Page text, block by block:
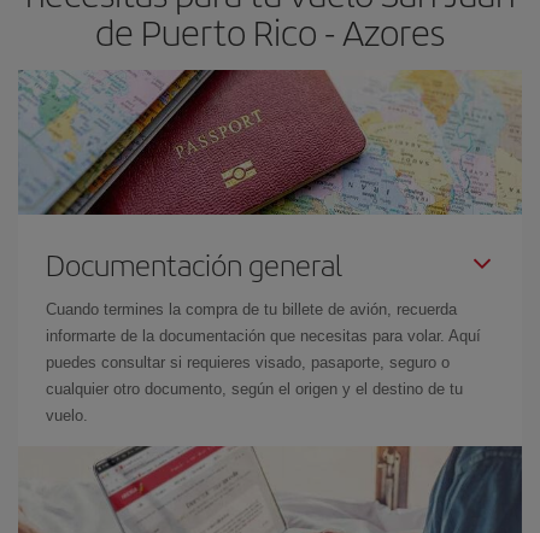
de Puerto Rico - Azores
Documentación general
Cuando termines la compra de tu billete de avión, recuerda
informarte de la documentación que necesitas para volar. Aquí
puedes consultar si requieres visado, pasaporte, seguro o
cualquier otro documento, según el origen y el destino de tu
vuelo.